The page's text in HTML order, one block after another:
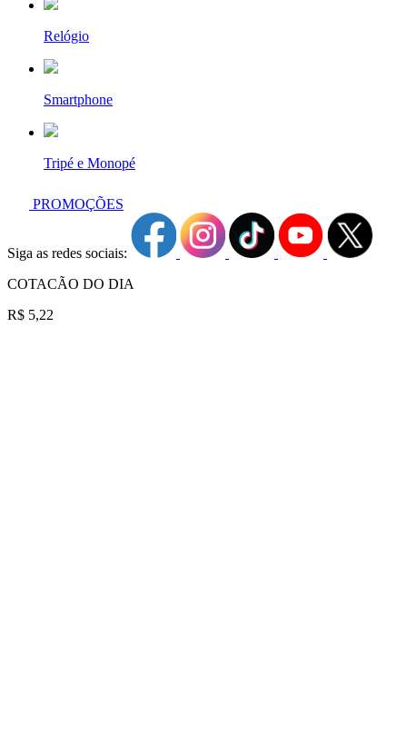
Relógio
Smartphone
Tripé e Monopé
PROMOÇÕES
Siga as redes sociais:
COTACÃO DO DIA
R$ 5,22